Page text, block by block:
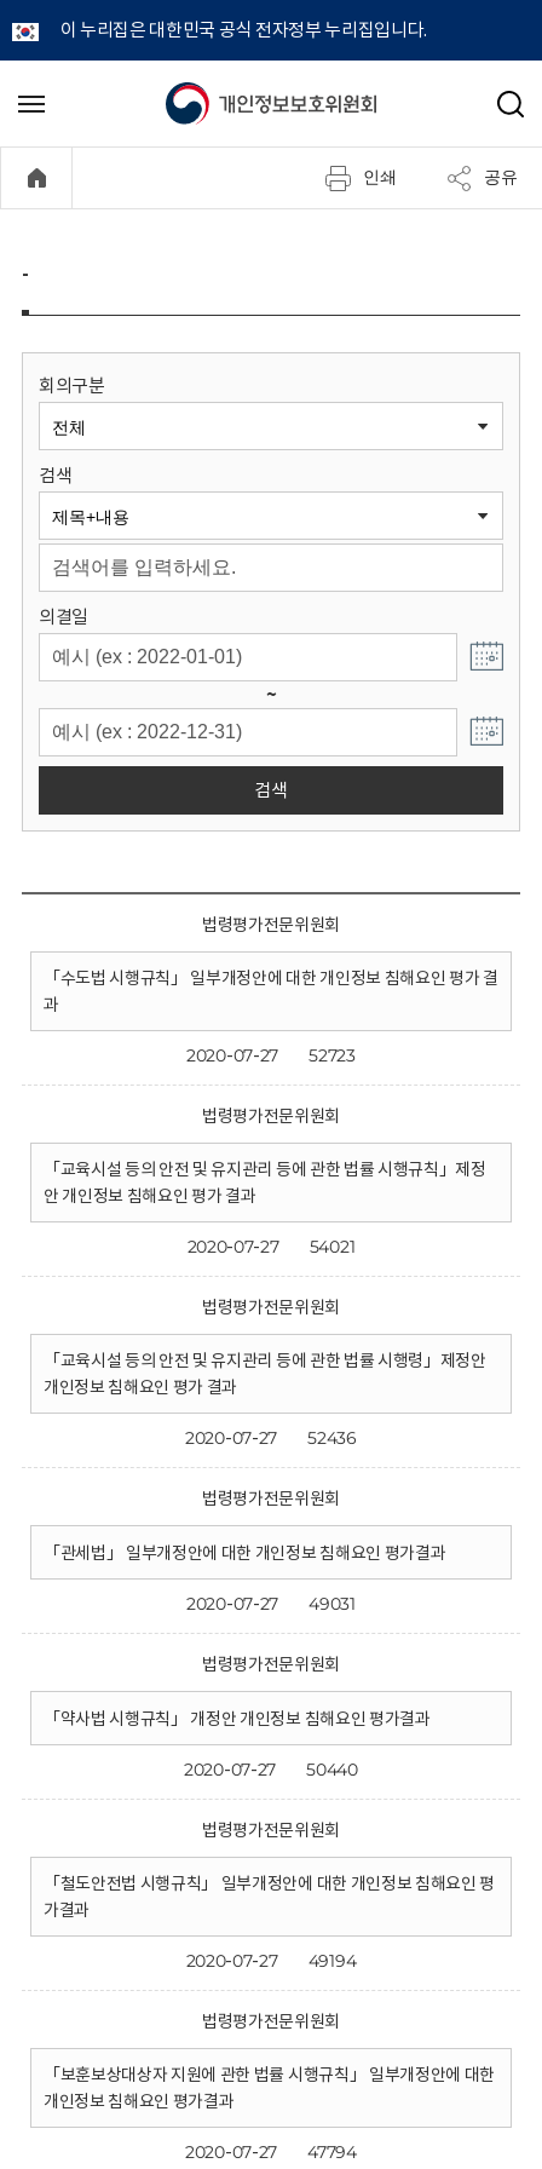
이 누리집은 대한민국 공식 전자정부 누리집입니다.
개
정
보
원
회
메
기
검
인쇄 공유
-
회의구분
검색
의결일
~
검색
법령평가전문위원회
「수도법 시행규칙」 일부개정안에 대한 개인정보 침해요인 평가 결
과
2020-07-27 52723
법령평가전문위원회
「교육시설 등의 안전 및 유지관리 등에 관한 법률 시행규칙」제정
안 개인정보 침해요인 평가 결과
2020-07-27 54021
법령평가전문위원회
「교육시설 등의 안전 및 유지관리 등에 관한 법률 시행령」제정안
개인정보 침해요인 평가 결과
2020-07-27 52436
법령평가전문위원회
「관세법」 일부개정안에 대한 개인정보 침해요인 평가결과
2020-07-27 49031
법령평가전문위원회
「약사법 시행규칙」 개정안 개인정보 침해요인 평가결과
2020-07-27 50440
법령평가전문위원회
「철도안전법 시행규칙」 일부개정안에 대한 개인정보 침해요인 평
가결과
2020-07-27 49194
법령평가전문위원회
「보훈보상대상자 지원에 관한 법률 시행규칙」 일부개정안에 대한
개인정보 침해요인 평가결과
2020-07-27 47794